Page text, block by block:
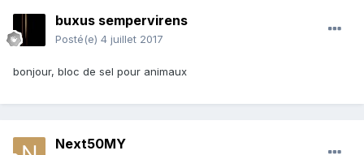
buxus sempervirens
Posté(e) 4 juillet 2017
bonjour, bloc de sel pour animaux
Next50MY